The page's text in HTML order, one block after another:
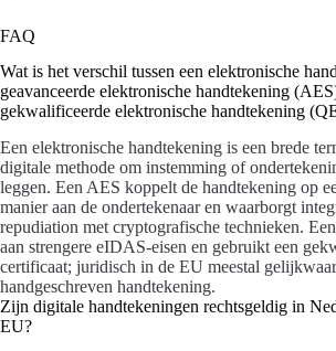
FAQ
Wat is het verschil tussen een elektronische
geavanceerde elektronische handtekening
gekwalificeerde elektronische handtekening
Een elektronische handtekening is een brede
digitale methode om instemming of
leggen. Een AES koppelt de handtekening op
manier aan de ondertekenaar en waarborgt
repudiation met cryptografische technieken.
aan strengere eIDAS-eisen en gebruikt een
certificaat; juridisch in de EU meestal
handgeschreven handtekening.
Zijn digitale handtekeningen rechtsgeldig in
EU?